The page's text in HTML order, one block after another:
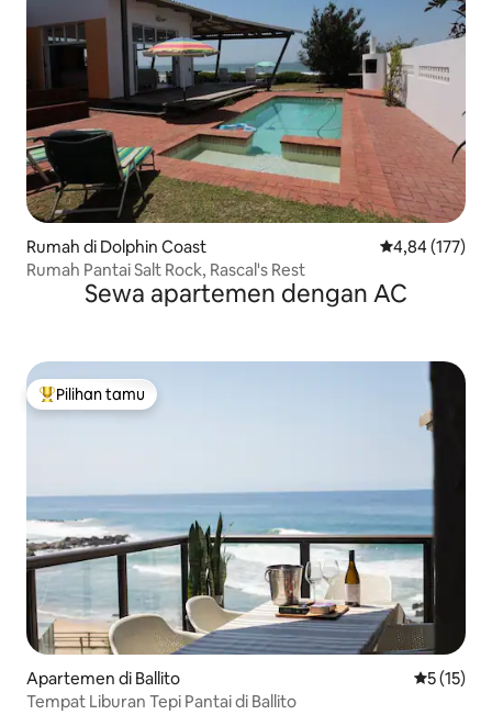
Rumah di Dolphin Coast Nilai rata-rata
4,84 (177)
Rumah Pantai Salt Rock, Rascal's Rest
Sewa apartemen dengan AC
Pilihan tamu terpopuler
Pilihan tamu
Apartemen di Ballito Nilai rata-
5 (15)
Tempat Liburan Tepi Pantai di Ballito